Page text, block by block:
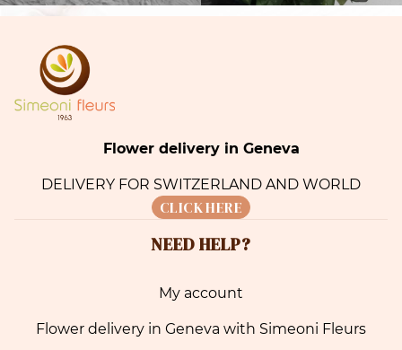
Flower delivery in Geneva
DELIVERY FOR SWITZERLAND AND WORLD
CLICK HERE
NEED HELP?
My account
Flower delivery in Geneva with Simeoni Fleurs